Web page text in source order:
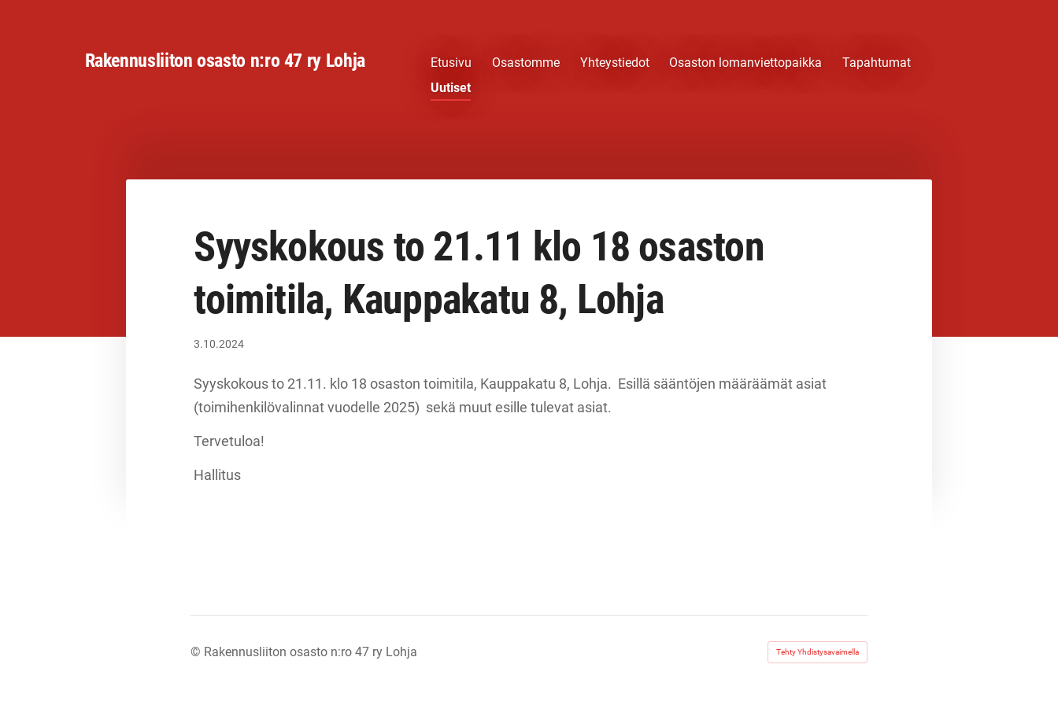
Rakennusliiton osasto n:ro 47 ry Lohja Etusivu Osastomme Yhteystiedot Osaston lomanviettopaikka
Tapahtumat
Uutiset
Syyskokous to 21.11 klo 18 osaston
toimitila, Kauppakatu 8, Lohja
3.10.2024
Syyskokous to 21.11. klo 18 osaston toimitila, Kauppakatu 8, Lohja. Esillä sääntöjen määräämät asiat
(toimihenkilövalinnat vuodelle 2025) sekä muut esille tulevat asiat.
Tervetuloa!
Hallitus
© Rakennusliiton osasto n:ro 47 ry Lohja Tehty Yhdistysavaimella